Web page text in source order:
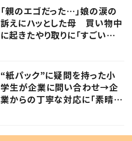
「親のエゴだった…」娘の涙の
訴えにハッとした母 買い物中
に起きたやり取りに「すごい分
“紙パック”に疑問を持った小
学生が企業に問い合わせ→企
業からの丁寧な対応に「素晴ら